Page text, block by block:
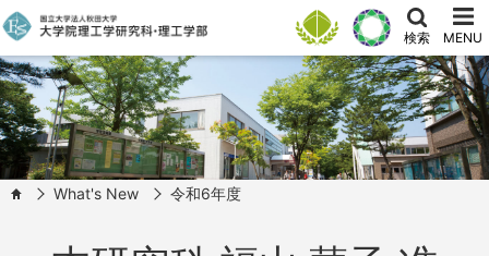
検索 MENU
HOMEWhat's New 令和6年度